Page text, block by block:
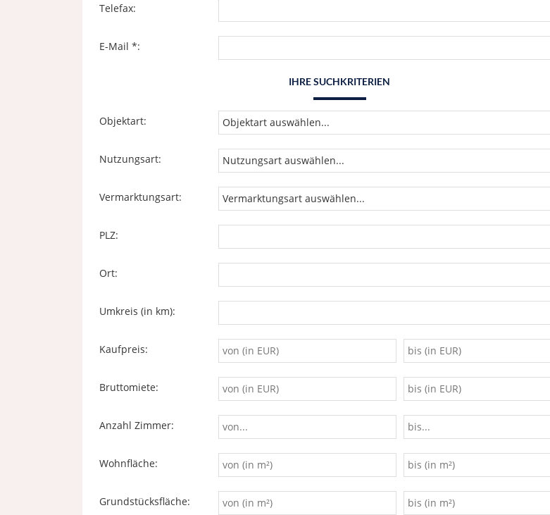
Telefax:
E-Mail *:
IHRE SUCHKRITERIEN
Objektart:
Nutzungsart:
Vermarktungsart:
PLZ:
Ort:
Umkreis (in km):
Kaufpreis:
Bruttomiete:
Anzahl Zimmer:
Wohnfläche:
Grundstücksfläche: